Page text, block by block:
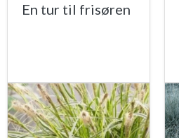
En tur til frisøren